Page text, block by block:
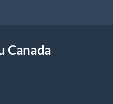
Canada